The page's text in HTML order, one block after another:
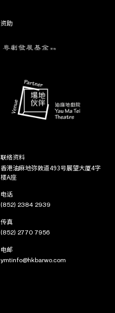
资助
联络资料
香港油麻地弥敦道493号展望大厦4字
楼A座
电话
(852) 2384 2939
传真
(852) 2770 7956
电邮
ymtinfo@hkbarwo.com